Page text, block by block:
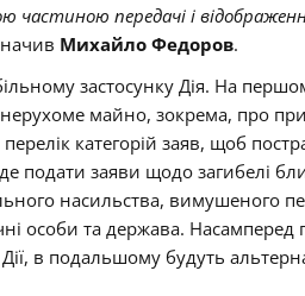
частиною передачі і
Михайло Федоров.
застосунку Дія. На
майно, зокрема, про
категорій заяв, щоб
подати заяви щодо загибелі
насильства, вимушеного
особи та держава. Насамперед
в подальшому будуть